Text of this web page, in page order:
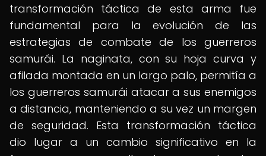
transformación táctica de esta arma fue
fundamental para la evolución de las
estrategias de combate de los guerreros
samurái. La naginata, con su hoja curva y
afilada montada en un largo palo, permitía a
los guerreros samurái atacar a sus enemigos
a distancia, manteniendo a su vez un margen
de seguridad. Esta transformación táctica
dio lugar a un cambio significativo en la